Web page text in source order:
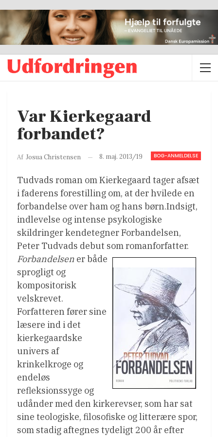
Var Kierkegaard
forbandet?
BOG-ANMELDELSE
Af Josua Christensen 8. maj. 2013/19
Tudvads roman om Kierkegaard tager afsæt
i faderens forestilling om, at der hvilede en
forbandelse over ham og hans børn.Indsigt,
indlevelse og intense psykologiske
skildringer kendetegner Forbandelsen,
Peter Tudvads debut som romanforfatter.
Forbandelsen er både
sprogligt og
kompositorisk
velskrevet.
Forfatteren fører sine
læsere ind i det
kierkegaardske
univers af
krinkelkroge og
endeløs
refleksionssyge og
udånder med den kirkerevser, som har sat
sine teologiske, filosofiske og litterære spor,
som stadig aftegnes tydeligt 200 år efter